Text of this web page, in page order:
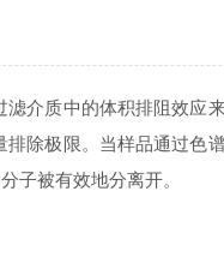
质中的体积排阻效应
除极限。当样品通过色
子被有效地分离开。